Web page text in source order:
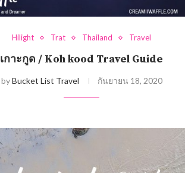
Hilight Trat Thailand Travel
เกาะกูด / Koh kood Travel Guide
byBucket List Travel กันยายน 18, 2020